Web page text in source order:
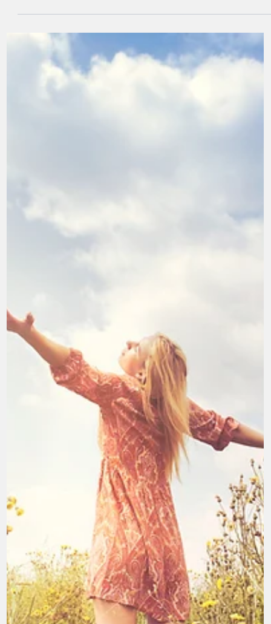
4 avr. 2025 3 min de lecture
Une éducation alternative
L'Éducation Alternative : Vers une Appréhension Holistique
de l'Apprentissage Ne plus être encombré par les soucis
quotidien permet à...